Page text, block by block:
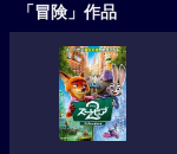
「冒険」作品